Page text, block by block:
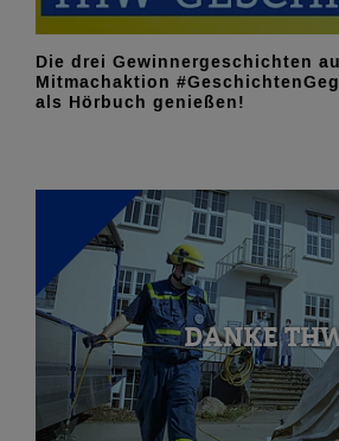
Die drei Gewinnergeschichten
Mitmachaktion
als Hörbuch genießen!
DANKE